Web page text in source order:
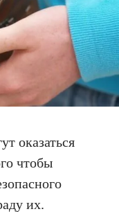
оказаться
чтобы
их.